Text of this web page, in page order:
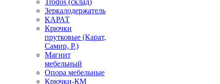
Зеркалодержатель
КАРАТ
Крючки
прутковые (Карат,
Самир, Р.)
Магнит
мебельный
Опора мебельные
Крючки-КМ